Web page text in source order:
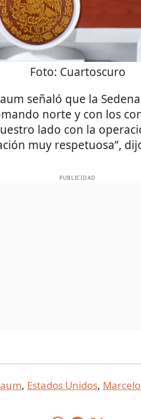
Foto: Cuartoscuro
señaló que la
norte y con los
lado con la
muy respetuosa”,
PUBLICIDAD
, Estados Unidos,